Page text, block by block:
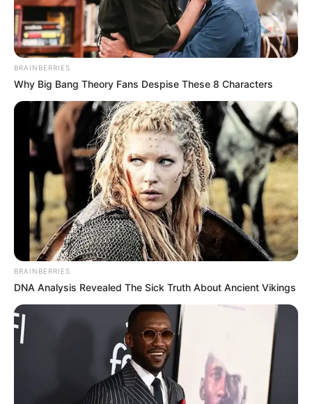
BRAINBERRIES
Why Big Bang Theory Fans Despise These 8 Characters
BRAINBERRIES
DNA Analysis Revealed The Sick Truth About Ancient Vikings